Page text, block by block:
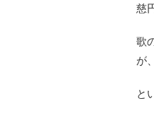
慈
歌
が
と